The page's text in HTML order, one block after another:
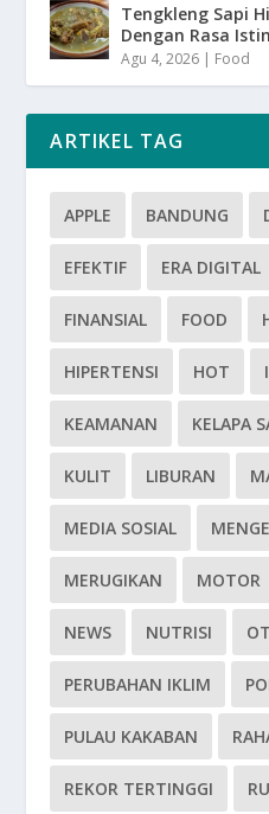
Tengkleng Sapi
Dengan Rasa
Agu 4, 2026 | Food
ARTIKEL TAG
APPLE BANDUNG
EFEKTIF ERA DIGITAL
FINANSIAL FOOD
HIPERTENSI HOT
KEAMANAN KELAPA
KULIT LIBURAN
MEDIA SOSIAL
MERUGIKAN MOTOR
NEWS NUTRISI
PERUBAHAN IKLIM
PULAU KAKABAN
REKOR TERTINGGI